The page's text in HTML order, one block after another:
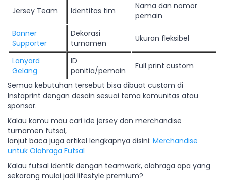
Jersey Team Identitas tim
Nama dan nomor
pemain
Banner
Supporter
Dekorasi
turnamen
Ukuran fleksibel
Lanyard
Gelang
ID
panitia/pemain
Full print custom
Semua kebutuhan tersebut bisa dibuat custom di
Instaprint dengan desain sesuai tema komunitas atau
sponsor.
Kalau kamu mau cari ide jersey dan merchandise
turnamen futsal,
lanjut baca juga artikel lengkapnya disini: Merchandise
untuk Olahraga Futsal
Kalau futsal identik dengan teamwork, olahraga apa yang
sekarang mulai jadi lifestyle premium?